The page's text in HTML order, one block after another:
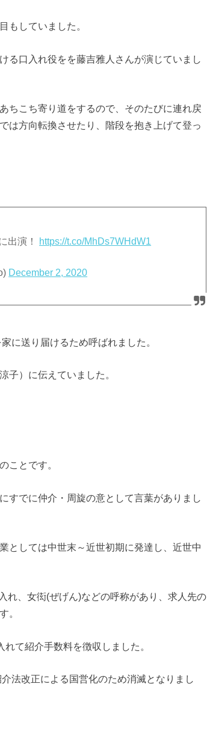
もしていました。
る口入れ役をを藤吉雅人さんが演じていまし
ちこち寄り道をするので、そのたびに連れ戻
は方向転換させたり、階段を抱き上げて登っ
出演！ https://t.co/MhDs7WHdW1
December 2, 2020
に送り届けるため呼ばれました。
子）に伝えていました。
ことです。
すでに仲介・周旋の意として言葉がありまし
としては中世末～近世初期に発達し、近世中
れ、女衒(ぜげん)などの呼称があり、求人先の
。
て紹介手数料を徴収しました。
法改正による国営化のため消滅となりまし